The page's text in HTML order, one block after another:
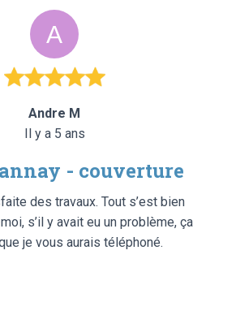
Andre M
Il y a 5 ans
- couverture
des travaux. Tout s’est bien
s’il y avait eu un problème, ça
je vous aurais téléphoné.